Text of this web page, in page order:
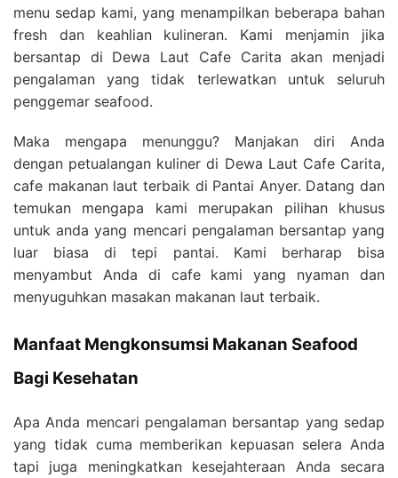
menu sedap kami, yang menampilkan beberapa bahan
fresh dan keahlian kulineran. Kami menjamin jika
bersantap di Dewa Laut Cafe Carita akan menjadi
pengalaman yang tidak terlewatkan untuk seluruh
penggemar seafood.
Maka mengapa menunggu? Manjakan diri Anda
dengan petualangan kuliner di Dewa Laut Cafe Carita,
cafe makanan laut terbaik di Pantai Anyer. Datang dan
temukan mengapa kami merupakan pilihan khusus
untuk anda yang mencari pengalaman bersantap yang
luar biasa di tepi pantai. Kami berharap bisa
menyambut Anda di cafe kami yang nyaman dan
menyuguhkan masakan makanan laut terbaik.
Manfaat Mengkonsumsi Makanan Seafood
Bagi Kesehatan
Apa Anda mencari pengalaman bersantap yang sedap
yang tidak cuma memberikan kepuasan selera Anda
tapi juga meningkatkan kesejahteraan Anda secara